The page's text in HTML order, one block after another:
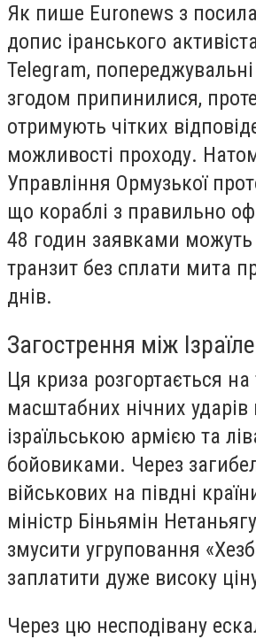
Як пише Euronews з
допис іранського
Telegram, попереджувальні
згодом припинилися,
отримують чітких
можливості проходу.
Управління Ормузької
що кораблі з правильно
48 годин заявками можуть
транзит без сплати мита
днів.
Загострення між
Ця криза розгортається на
масштабних нічних ударів
ізраїльською армією та
бойовиками. Через
військових на півдні
міністр Біньямін
змусити угруповання
заплатити дуже високу
Через цю несподівану